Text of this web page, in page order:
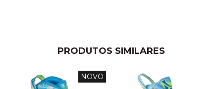
PRODUTOS SIMILARES
NOVO